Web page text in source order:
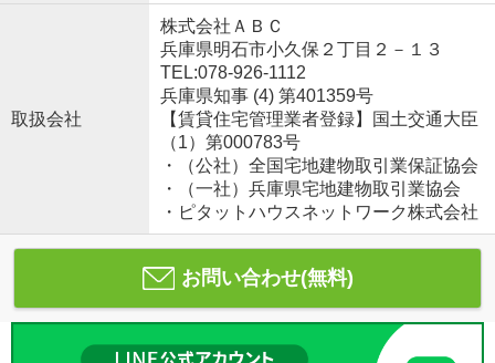
取扱会社
株式会社ＡＢＣ
兵庫県明石市小久保２丁目２－１３
TEL:078-926-1112
兵庫県知事 (4) 第401359号
【賃貸住宅管理業者登録】国土交通大臣
（1）第000783号
・（公社）全国宅地建物取引業保証協会
・（一社）兵庫県宅地建物取引業協会
・ピタットハウスネットワーク株式会社
お問い合わせ(無料)